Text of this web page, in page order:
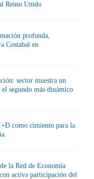
Reino Unido
profunda,
Costabal en
sector muestra un
segundo más dinámico
como cimiento para la
la Red de Economía
activa participación del